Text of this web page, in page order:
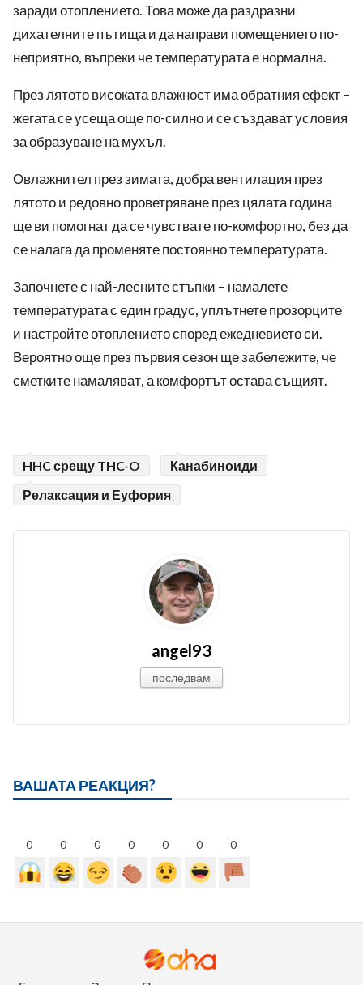
заради отоплението. Това може да раздразни
дихателните пътища и да направи помещението по-
неприятно, въпреки че температурата е нормална.
През лятото високата влажност има обратния ефект –
жегата се усеща още по-силно и се създават условия
за образуване на мухъл.
Овлажнител през зимата, добра вентилация през
лятото и редовно проветряване през цялата година
ще ви помогнат да се чувствате по-комфортно, без да
се налага да променяте постоянно температурата.
Започнете с най-лесните стъпки – намалете
температурата с един градус, уплътнете прозорците
и настройте отоплението според ежедневието си.
Вероятно още през първия сезон ще забележите, че
сметките намаляват, а комфортът остава същият.
HHC срещу THC-O
Канабиноиди
Релаксация и Еуфория
angel93
последвам
ВАШАТА РЕАКЦИЯ?
0 0 0 0 0 0 0